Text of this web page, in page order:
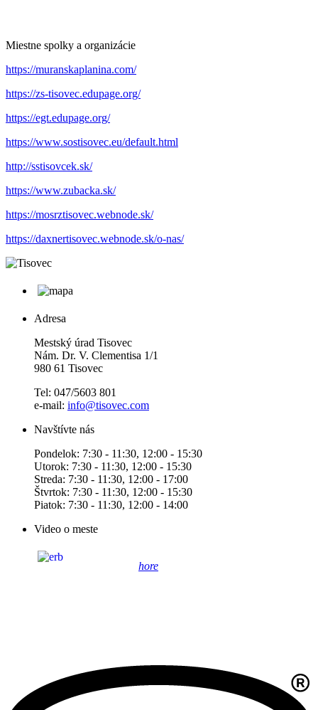
Miestne spolky a organizácie
https://muranskaplanina.com/
https://zs-tisovec.edupage.org/
https://egt.edupage.org/
https://www.sostisovec.eu/default.html
http://sstisovcek.sk/
https://www.zubacka.sk/
https://mosrztisovec.webnode.sk/
https://daxnertisovec.webnode.sk/o-nas/
Adresa
Mestský úrad Tisovec
Nám. Dr. V. Clementisa 1/1
980 61 Tisovec
Tel: 047/5603 801
e-mail: info@tisovec.com
Navštívte nás
Pondelok: 7:30 - 11:30, 12:00 - 15:30
Utorok: 7:30 - 11:30, 12:00 - 15:30
Streda: 7:30 - 11:30, 12:00 - 17:00
Štvrtok: 7:30 - 11:30, 12:00 - 15:30
Piatok: 7:30 - 11:30, 12:00 - 14:00
Video o meste
hore